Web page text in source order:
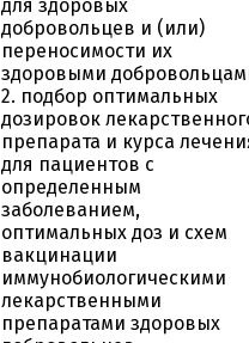
для здоровых
добровольцев и (или)
переносимости их
здоровыми
2. подбор оптимальных
дозировок
препарата и курса
для пациентов с
определенным
заболеванием,
оптимальных доз и схем
вакцинации
иммунобиологическими
лекарственными
препаратами здоровых